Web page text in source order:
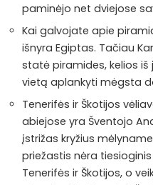
paminėjo net dviejose
Kai galvojate apie
išnyra Egiptas. Tačiau
statė piramides, kelios iš
vietą aplankyti mėgsta
Tenerifės ir Škotijos
abiejose yra Šventojo
įstrižas kryžius
priežastis nėra
Tenerifės ir Škotijos, o